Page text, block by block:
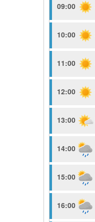
09:00
10:00
11:00
12:00
13:00
14:00
15:00
16:00